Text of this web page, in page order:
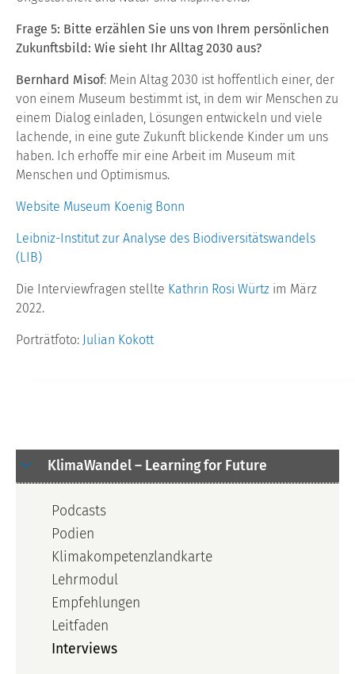
Frage 5: Bitte erzählen Sie uns von Ihrem persönlichen
Zukunftsbild: Wie sieht Ihr Alltag 2030 aus?
Bernhard Misof: Mein Altag 2030 ist hoffentlich einer, der
von einem Museum bestimmt ist, in dem wir Menschen zu
einem Dialog einladen, Lösungen entwickeln und viele
lachende, in eine gute Zukunft blickende Kinder um uns
haben. Ich erhoffe mir eine Arbeit im Museum mit
Menschen und Optimismus.
Website Museum Koenig Bonn
Leibniz-Institut zur Analyse des Biodiversitätswandels
(LIB)
Die Interviewfragen stellte Kathrin Rosi Würtz im März
2022.
Porträtfoto: Julian Kokott
KlimaWandel – Learning for Future
Podcasts
Podien
Klimakompetenzlandkarte
Lehrmodul
Empfehlungen
Leitfaden
Interviews